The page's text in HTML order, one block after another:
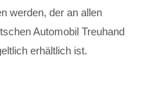
werden, der an allen
Automobil Treuhand
erhältlich ist.